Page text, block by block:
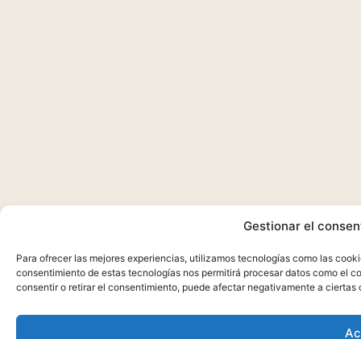
Gestionar el
Para ofrecer las mejores experiencias, utilizamos tecnologías como las
consentimiento de estas tecnologías nos permitirá procesar datos como el
consentir o retirar el consentimiento, puede afectar negativamente a